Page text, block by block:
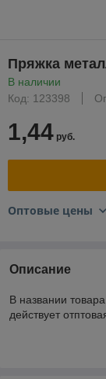
Пряжка
В наличии
Код: 123398
1,44 руб.
Оптовые цены
Описание
В названии
действует